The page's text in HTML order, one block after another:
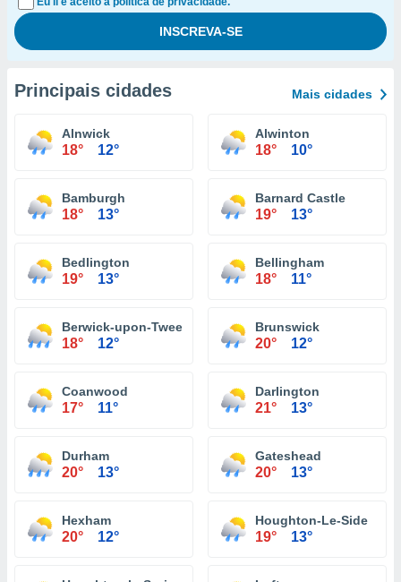
Principais cidades Mais cidades
Alnwick
18° 12°
Alwinton
18° 10°
Bamburgh
18° 13°
Barnard Castle
19° 13°
Bedlington
19° 13°
Bellingham
18° 11°
Berwick-upon-Tweed
18° 12°
Brunswick
20° 12°
Coanwood
17° 11°
Darlington
21° 13°
Durham
20° 13°
Gateshead
20° 13°
Hexham
20° 12°
Houghton-Le-Side
19° 13°